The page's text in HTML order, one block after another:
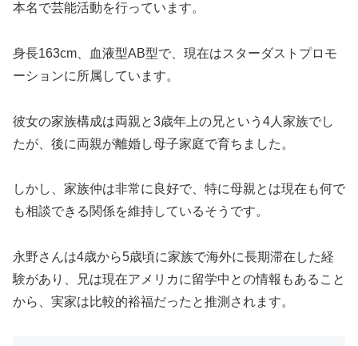
本名で芸能活動を行っています。
身長163cm、血液型AB型で、現在はスターダストプロモ
ーションに所属しています。
彼女の家族構成は両親と3歳年上の兄という4人家族でし
たが、後に両親が離婚し母子家庭で育ちました。
しかし、家族仲は非常に良好で、特に母親とは現在も何で
も相談できる関係を維持しているそうです。
永野さんは4歳から5歳頃に家族で海外に長期滞在した経
験があり、兄は現在アメリカに留学中との情報もあること
から、実家は比較的裕福だったと推測されます。